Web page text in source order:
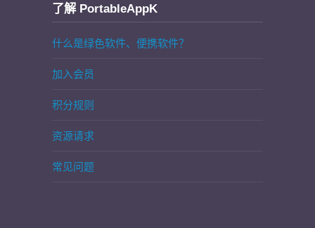
了解 PortableAppK
什么是绿色软件、便携软件？
加入会员
积分规则
资源请求
常见问题